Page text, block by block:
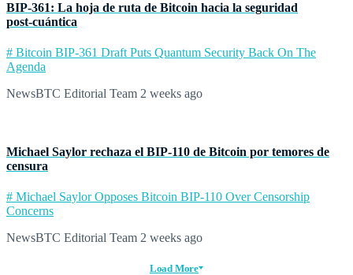
BIP‑361: La hoja de ruta de Bitcoin hacia la seguridad
post‑cuántica
# Bitcoin BIP-361 Draft Puts Quantum Security Back On The
Agenda
NewsBTC Editorial Team 2 weeks ago
Michael Saylor rechaza el BIP‑110 de Bitcoin por temores de
censura
# Michael Saylor Opposes Bitcoin BIP-110 Over Censorship
Concerns
NewsBTC Editorial Team 2 weeks ago
Load More